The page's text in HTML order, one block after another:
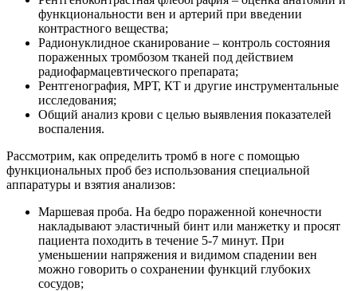
функциональности вен и артерий при введении
контрастного вещества;
Радионуклидное сканирование – контроль состояния
пораженных тромбозом тканей под действием
радиофармацевтического препарата;
Рентгенография, МРТ, КТ и другие инструментальные
исследования;
Общий анализ крови с целью выявления показателей
воспаления.
Рассмотрим, как определить тромб в ноге с помощью
функциональных проб без использования специальной
аппаратуры и взятия анализов:
Маршевая проба. На бедро пораженной конечности
накладывают эластичный бинт или манжетку и просят
пациента походить в течение 5-7 минут. При
уменьшении напряжения и видимом спадении вен
можно говорить о сохранении функций глубоких
сосудов;